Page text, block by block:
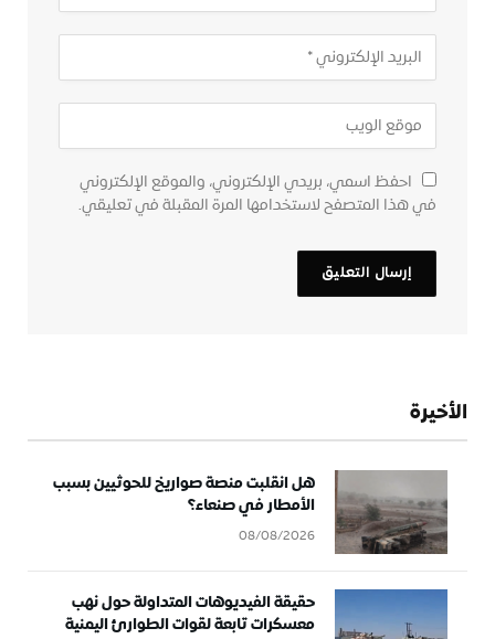
احفظ اسمي، بريدي الإلكتروني، والموقع الإلكتروني
في هذا المتصفح لاستخدامها المرة المقبلة في تعليقي.
الأخيرة
هل انقلبت منصة صواريخ للحوثيين بسبب
الأمطار في صنعاء؟
08/08/2026
حقيقة الفيديوهات المتداولة حول نهب
معسكرات تابعة لقوات الطوارئ اليمنية